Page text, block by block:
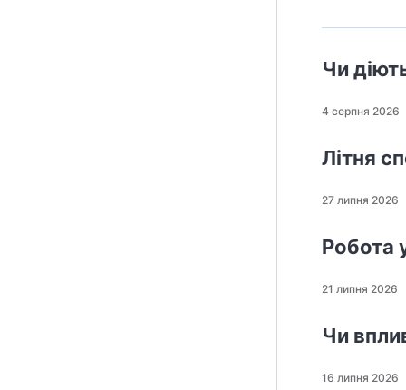
Чи
4 серпня 2026
Літня
27 липня 2026
Робота
21 липня 2026
Чи
16 липня 2026